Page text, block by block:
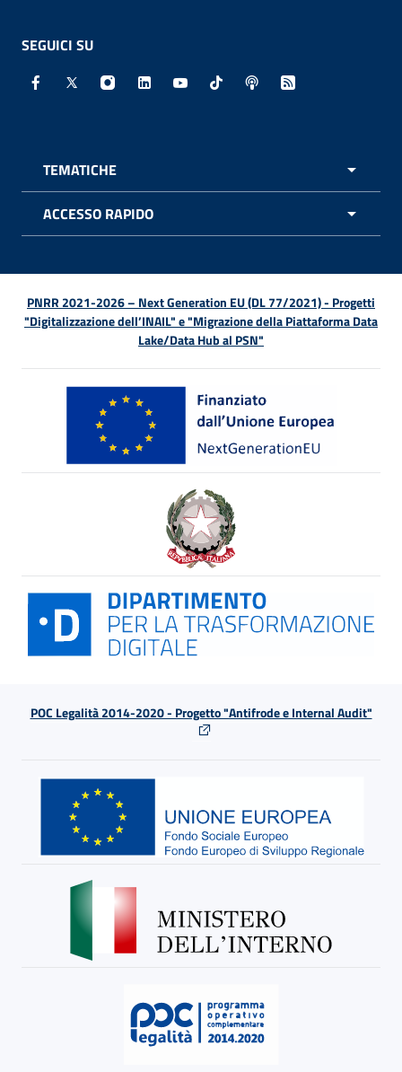
SEGUICI SU
Facebook - Sito esterno - Apertura in nuova finestra
X - Sito esterno - Apertura in nuova finestra
Instagram - Sito esterno - Apertura in
Linkedin - Sito esterno - Apertura in
Youtube - Sito esterno -
TikTok - Sito esterno -
Spreaker - Sito
Feed RSS -
TEMATICHE
ACCESSO RAPIDO
PNRR 2021-2026 – Next Generation EU (DL 77/2021) - Progetti
"Digitalizzazione dell’INAIL" e "Migrazione della Piattaforma Data
Lake/Data Hub al PSN"
POC Legalità 2014-2020 - Progetto "Antifrode e Internal Audit"